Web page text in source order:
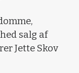
salg af
Jette Skov